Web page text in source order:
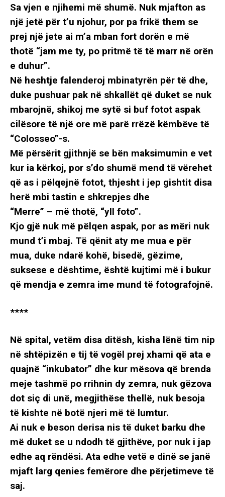
Sa vjen e njihemi më shumë. Nuk mjafton as
një jetë për t’u njohur, por pa frikë them se
prej një jete ai m’a mban fort dorën e më
thotë “jam me ty, po pritmë të të marr në orën
e duhur”.
Në heshtje falenderoj mbinatyrën për të dhe,
duke pushuar pak në shkallët që duket se nuk
mbarojnë, shikoj me sytë si buf fotot aspak
cilësore të një ore më parë rrëzë këmbëve të
“Colosseo”-s.
Më përsërit gjithnjë se bën maksimumin e vet
kur ia kërkoj, por s’do shumë mend të vërehet
që as i pëlqejnë fotot, thjesht i jep gishtit disa
herë mbi tastin e shkrepjes dhe
“Merre” – më thotë, “yll foto”.
Kjo gjë nuk më pëlqen aspak, por as mëri nuk
mund t’i mbaj. Të qënit aty me mua e për
mua, duke ndarë kohë, bisedë, gëzime,
suksese e dështime, është kujtimi më i bukur
që mendja e zemra ime mund të fotografojnë.
****
Në spital, vetëm disa ditësh, kisha lënë tim nip
në shtëpizën e tij të vogël prej xhami që ata e
quajnë “inkubator” dhe kur mësova që brenda
meje tashmë po rrihnin dy zemra, nuk gëzova
dot siç di unë, megjithëse thellë, nuk besoja
të kishte në botë njeri më të lumtur.
Ai nuk e beson derisa nis të duket barku dhe
më duket se u ndodh të gjithëve, por nuk i jap
edhe aq rëndësi. Ata edhe vetë e dinë se janë
mjaft larg qenies femërore dhe përjetimeve të
saj.